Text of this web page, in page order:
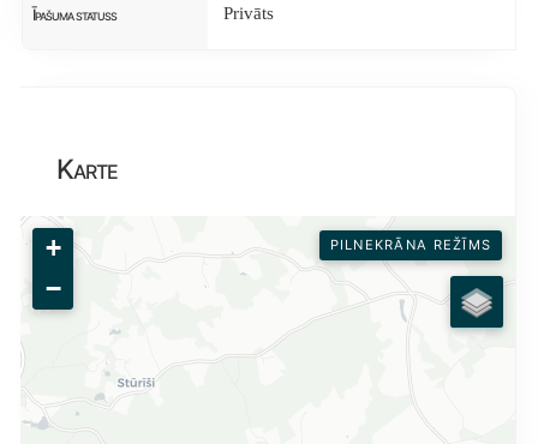
Īpašuma statuss Privāts
Karte
PILNEKRĀNA REŽĪMS
+
−